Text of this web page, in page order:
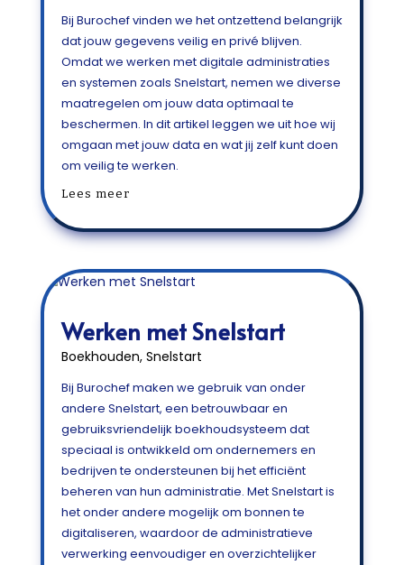
Bij Burochef vinden we het ontzettend belangrijk
dat jouw gegevens veilig en privé blijven.
Omdat we werken met digitale administraties
en systemen zoals Snelstart, nemen we diverse
maatregelen om jouw data optimaal te
beschermen. In dit artikel leggen we uit hoe wij
omgaan met jouw data en wat jij zelf kunt doen
om veilig te werken.
Lees meer
Werken met Snelstart
Boekhouden, Snelstart
Bij Burochef maken we gebruik van onder
andere Snelstart, een betrouwbaar en
gebruiksvriendelijk boekhoudsysteem dat
speciaal is ontwikkeld om ondernemers en
bedrijven te ondersteunen bij het efficiënt
beheren van hun administratie. Met Snelstart is
het onder andere mogelijk om bonnen te
digitaliseren, waardoor de administratieve
verwerking eenvoudiger en overzichtelijker